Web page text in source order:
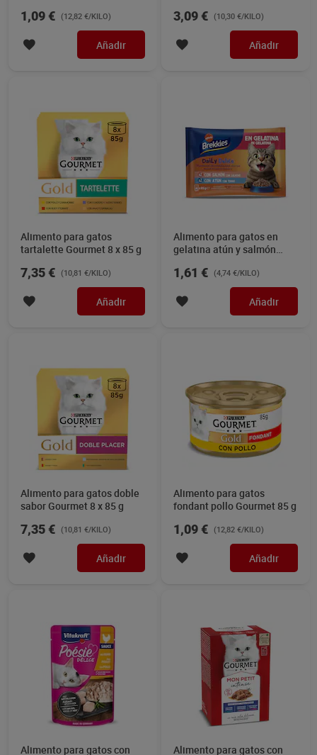
1,09 € (12,82 €/KILO)
Añadir
3,09 € (10,30 €/KILO)
Añadir
Alimento para gatos
tartalette Gourmet 8 x 85 g
7,35 € (10,81 €/KILO)
Añadir
Alimento para gatos en
gelatina atún y salmón
1,61 € (4,74 €/KILO)
Añadir
Alimento para gatos doble
sabor Gourmet 8 x 85 g
7,35 € (10,81 €/KILO)
Añadir
Alimento para gatos
fondant pollo Gourmet 85 g
1,09 € (12,82 €/KILO)
Añadir
Alimento para gatos con Alimento para gatos con